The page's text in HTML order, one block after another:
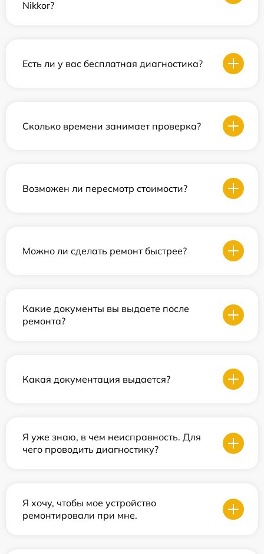
Nikkor?
Есть ли у вас бесплатная диагностика?
Сколько времени занимает проверка?
Возможен ли пересмотр стоимости?
Можно ли сделать ремонт быстрее?
Какие документы вы выдаете после
ремонта?
Какая документация выдается?
Я уже знаю, в чем неисправность. Для
чего проводить диагностику?
Я хочу, чтобы мое устройство
ремонтировали при мне.